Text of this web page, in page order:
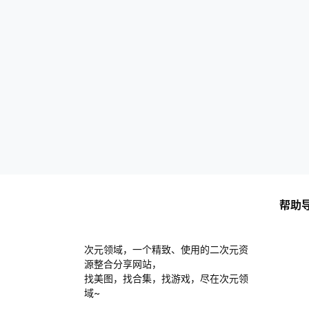
次元领域，一个精致、使用的二次元资
源整合分享网站，
找美图，找合集，找游戏，尽在次元领
域~
帮助